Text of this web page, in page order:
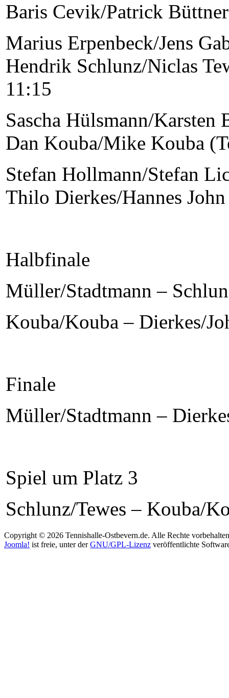
Baris Cevik/Patrick
Marius Erpenbeck/Jens
Hendrik Schlunz/Niclas
11:15
Sascha Hülsmann/Karsten
Dan Kouba/Mike Kouba
Stefan Hollmann/Stefan
Thilo Dierkes/Hannes
Halbfinale
Müller/Stadtmann –
Kouba/Kouba – Dierkes/
Finale
Müller/Stadtmann –
Spiel um Platz 3
Schlunz/Tewes – Kouba/
Copyright © 2026 Tennishalle-Ostbevern.de. Alle Rechte
Joomla! ist freie, unter derGNU/GPL-Lizenz veröffentlichte